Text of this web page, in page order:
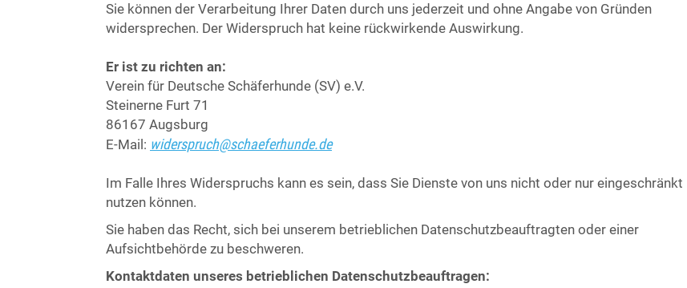
Sie können der Verarbeitung Ihrer Daten durch uns jederzeit und ohne Angabe von Gründen
widersprechen. Der Widerspruch hat keine rückwirkende Auswirkung.
Er ist zu richten an:
Verein für Deutsche Schäferhunde (SV) e.V.
Steinerne Furt 71
86167 Augsburg
E-Mail: widerspruch@schaeferhunde.de
Im Falle Ihres Widerspruchs kann es sein, dass Sie Dienste von uns nicht oder nur eingeschränkt
nutzen können.
Sie haben das Recht, sich bei unserem betrieblichen Datenschutzbeauftragten oder einer
Aufsichtbehörde zu beschweren.
Kontaktdaten unseres betrieblichen Datenschutzbeauftragen: